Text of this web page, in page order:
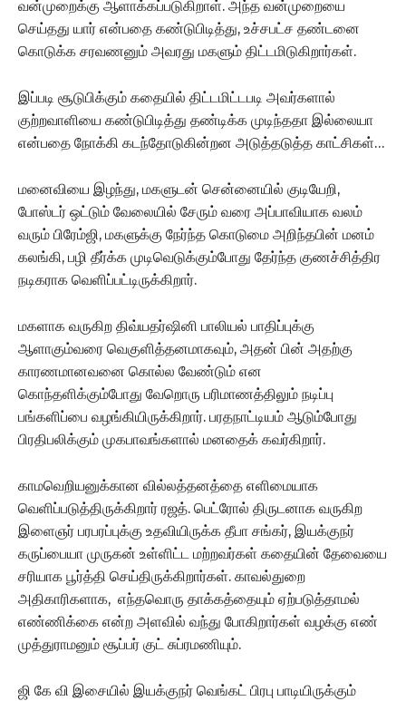
வன்முறைக்கு ஆளாக்கப்படுகிறாள். அந்த வன்முறையை
செய்தது யார் என்பதை கண்டுபிடித்து, உச்சபட்ச தண்டனை
கொடுக்க சரவணனும் அவரது மகளும் திட்டமிடுகிறார்கள்.
இப்படி சூடுபிக்கும் கதையில் திட்டமிட்டபடி அவர்களால்
குற்றவாளியை கண்டுபிடித்து தண்டிக்க முடிந்ததா இல்லையா
என்பதை நோக்கி கடந்தோடுகின்றன அடுத்தடுத்த காட்சிகள்…
மனைவியை இழந்து, மகளுடன் சென்னையில் குடியேறி,
போஸ்டர் ஒட்டும் வேலையில் சேரும் வரை அப்பாவியாக வலம்
வரும் பிரேம்ஜி, மகளுக்கு நேர்ந்த கொடுமை அறிந்தபின் மனம்
கலங்கி, பழி தீர்க்க முடிவெடுக்கும்போது தேர்ந்த குணச்சித்திர
நடிகராக வெளிப்பட்டிருக்கிறார்.
மகளாக வருகிற திவ்யதர்ஷினி பாலியல் பாதிப்புக்கு
ஆளாகும்வரை வெகுளித்தனமாகவும், அதன் பின் அதற்கு
காரணமானவனை கொல்ல வேண்டும் என
கொந்தளிக்கும்போது வேறொரு பரிமாணத்திலும் நடிப்பு
பங்களிப்பை வழங்கியிருக்கிறார். பரதநாட்டியம் ஆடும்போது
பிரதிபலிக்கும் முகபாவங்களால் மனதைக் கவர்கிறார்.
காமவெறியனுக்கான வில்லத்தனத்தை எளிமையாக
வெளிப்படுத்திருக்கிறார் ரஜத். பெட்ரோல் திருடனாக வருகிற
இளைஞர் பரபரப்புக்கு உதவியிருக்க தீபா சங்கர், இயக்குநர்
கருப்பையா முருகன் உள்ளிட்ட மற்றவர்கள் கதையின் தேவையை
சரியாக பூர்த்தி செய்திருக்கிறார்கள். காவல்துறை
அதிகாரிகளாக, எந்தவொரு தாக்கத்தையும் ஏற்படுத்தாமல்
எண்ணிக்கை என்ற அளவில் வந்து போகிறார்கள் வழக்கு எண்
முத்துராமனும் சூப்பர் குட் சுப்ரமணியும்.
ஜி கே வி இசையில் இயக்குநர் வெங்கட் பிரபு பாடியிருக்கும்